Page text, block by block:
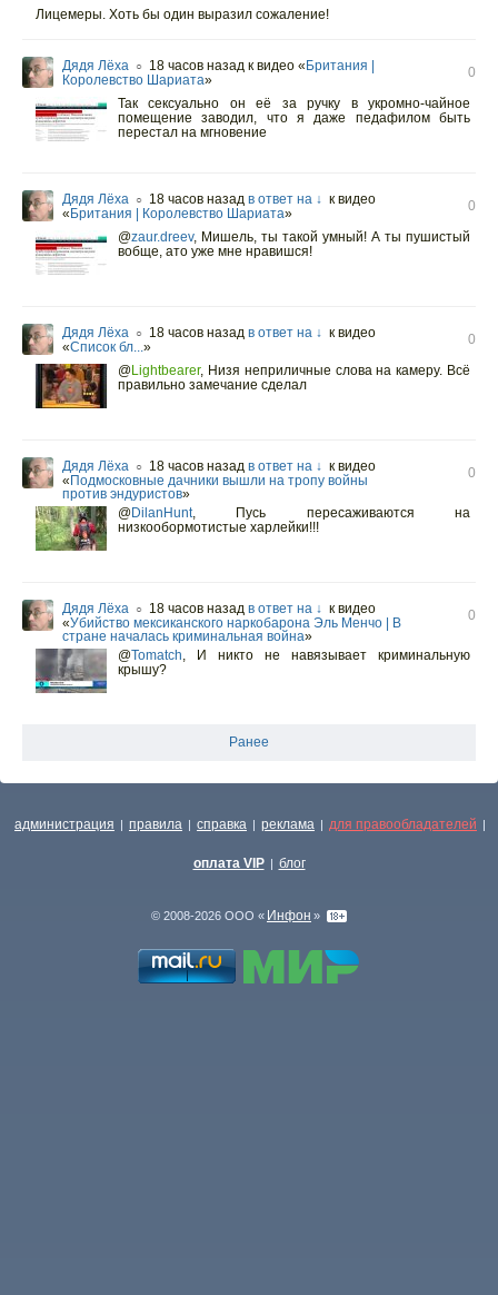
Лицемеры. Хоть бы один выразил сожаление!
Дядя Лёха ○ 18 часов назад к видео « Британия |
Королевство Шариата»
0
Так сексуально он её за ручку в укромно-чайное
помещение заводил, что я даже педафилом быть
перестал на мгновение
Дядя Лёха ○ 18 часов назад в ответ на ↓ к видео
« Британия | Королевство Шариата»
0
@zaur.dreev, Мишель, ты такой умный! А ты пушистый
вобще, ато уже мне нравишся!
Дядя Лёха ○ 18 часов назад в ответ на ↓ к видео
«Список бл...»
0
@Lightbearer, Низя неприличные слова на камеру. Всё
правильно замечание сделал
Дядя Лёха ○ 18 часов назад в ответ на ↓ к видео
« Подмосковные дачники вышли на тропу войны
против эндуристов»
0
@DilanHunt, Пусь пересаживаются на
низкообормотистые харлейки!!!
Дядя Лёха ○ 18 часов назад в ответ на ↓ к видео
«Убийство мексиканского наркобарона Эль Менчо | В
стране началась криминальная война»
0
@Tomatch, И никто не навязывает криминальную
крышу?
Ранее
администрация | правила | справка | реклама | для правообладателей |
оплата VIP | блог
© 2008-2026 ООО « Инфон »